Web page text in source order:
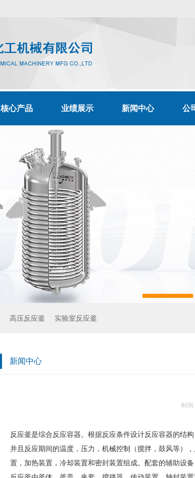
核心产品 业绩展示 新闻中心 公
高压反应釜 实验室反应釜
新闻中心
时
反应釜是综合反应容器。根据反应条件设计反应容器的结
并且反应期间的温度，压力，机械控制（搅拌，鼓风等）
置，加热装置，冷却装置和密封装置组成。配套的辅助设